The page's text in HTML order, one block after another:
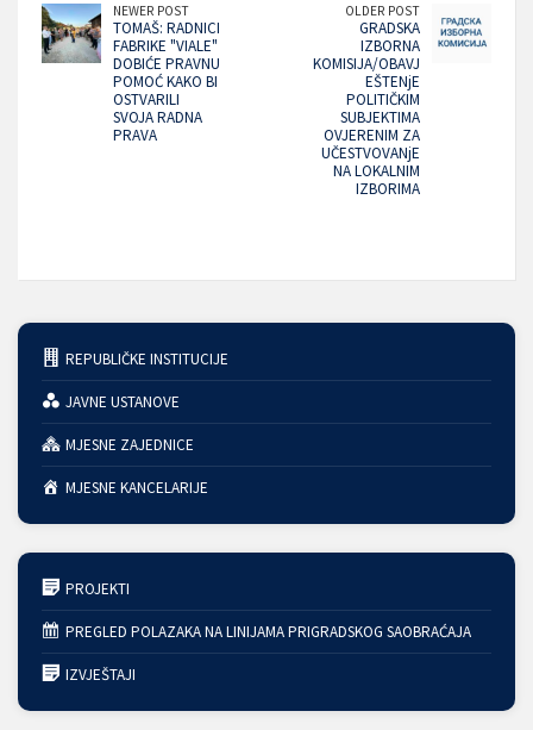
NEWER POST
TOMAŠ: RADNICI
FABRIKE "VIALE"
DOBIĆE PRAVNU
POMOĆ KAKO BI
OSTVARILI
SVOJA RADNA
PRAVA
OLDER POST
GRADSKA
IZBORNA
KOMISIJA/OBAVJ
EŠTENjE
POLITIČKIM
SUBJEKTIMA
OVJERENIM ZA
UČESTVOVANjE
NA LOKALNIM
IZBORIMA
REPUBLIČKE INSTITUCIJE
JAVNE USTANOVE
MJESNE ZAJEDNICE
MJESNE KANCELARIJE
PROJEKTI
PREGLED POLAZAKA NA LINIJAMA PRIGRADSKOG SAOBRAĆAJA
IZVJEŠTAJI